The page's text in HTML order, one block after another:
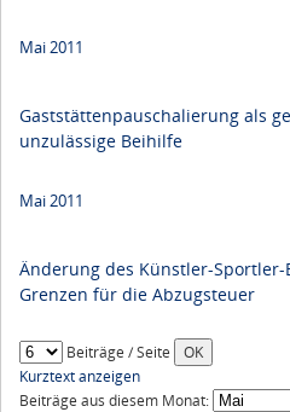
Mai 2011
Gaststättenpauschalierung als
unzulässige Beihilfe
Mai 2011
Änderung des Künstler-
Grenzen für die Abzugsteuer
Beiträge / Seite
Kurztext anzeigen
Beiträge aus diesem Monat: